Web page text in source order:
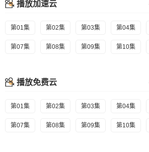
播放加速云
第01集 第02集 第03集 第04集
第07集 第08集 第09集 第10集
播放免费云
第01集 第02集 第03集 第04集
第07集 第08集 第09集 第10集